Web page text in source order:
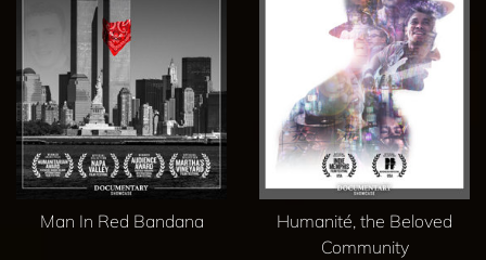
Man In Red Bandana
Humanité, the Beloved
Community